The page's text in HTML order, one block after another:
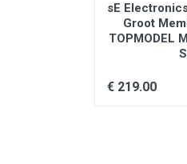
sE
Groot
TOPMODEL
€ 219.00